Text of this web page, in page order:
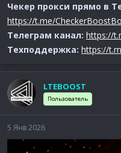
Чекер прокси прямо в
https://t.me/
Телеграм канал: https://
Техподдержка: https://
LTEBOOST
Пользователь
5 Янв 2026